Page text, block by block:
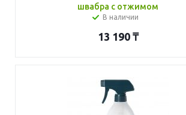
швабра с отжимом
В наличии
13 190₸